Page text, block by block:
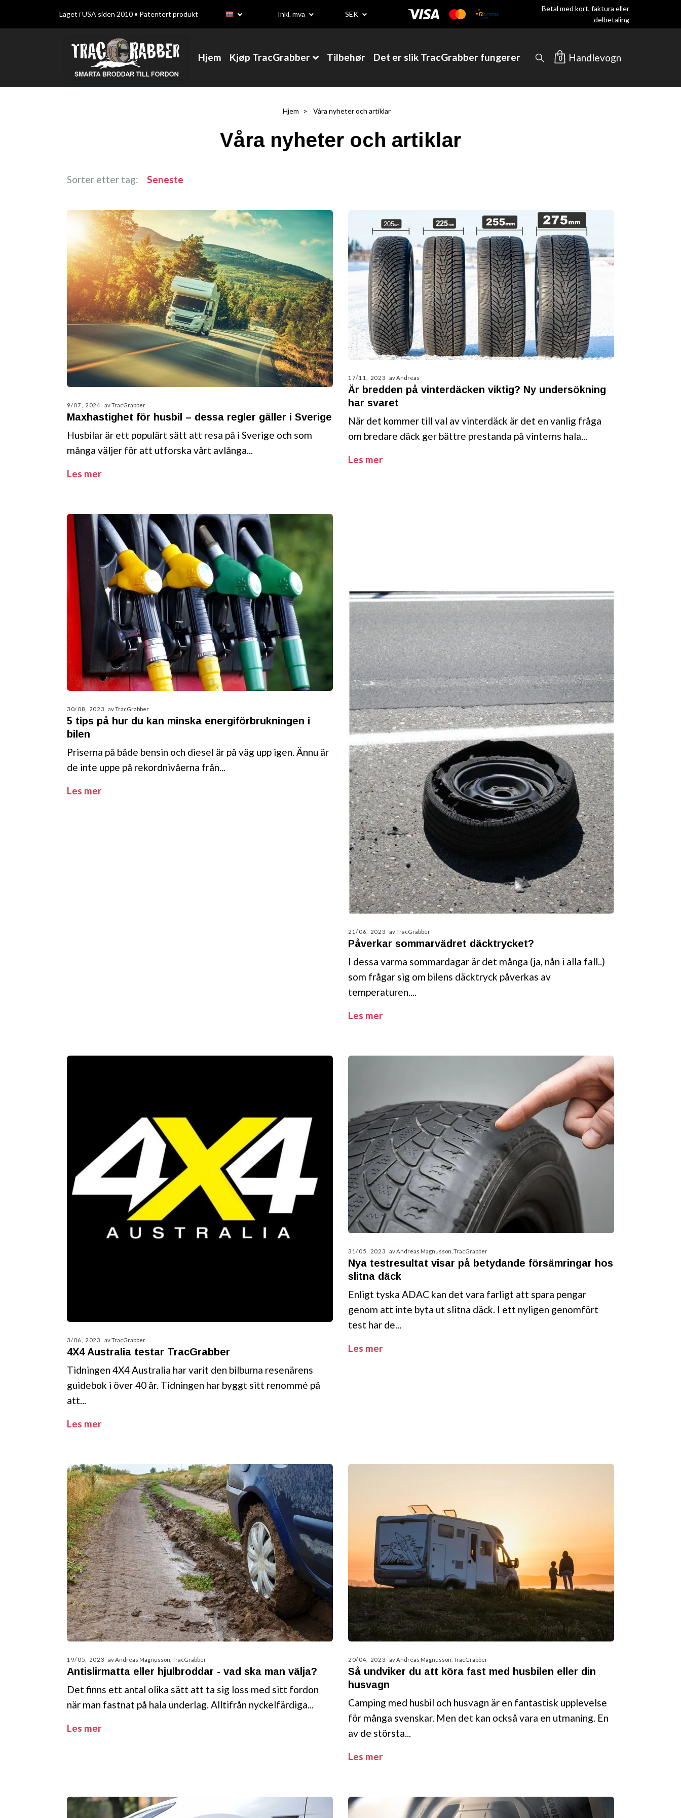
Laget i USA siden 2010 • Patentert produkt Inkl. mva SEK
Betal med kort, faktura eller
delbetaling
Hjem Kjøp TracGrabber Tilbehør Det er slik TracGrabber fungerer 0 Handlevogn
Hjem Våra nyheter och artiklar
Våra nyheter och artiklar
Sorter etter tag: Seneste
9/07, 2024 av TracGrabber
Maxhastighet för husbil – dessa regler gäller i Sverige
Husbilar är ett populärt sätt att resa på i Sverige och som
många väljer för att utforska vårt avlånga...
Les mer
17/11, 2023 av Andreas
Är bredden på vinterdäcken viktig? Ny undersökning
har svaret
När det kommer till val av vinterdäck är det en vanlig fråga
om bredare däck ger bättre prestanda på vinterns hala...
Les mer
30/08, 2023 av TracGrabber
5 tips på hur du kan minska energiförbrukningen i
bilen
Priserna på både bensin och diesel är på väg upp igen. Ännu är
de inte uppe på rekordnivåerna från...
Les mer
21/06, 2023 av TracGrabber
Påverkar sommarvädret däcktrycket?
I dessa varma sommardagar är det många (ja, nån i alla fall..)
som frågar sig om bilens däcktryck påverkas av
temperaturen....
Les mer
3/06, 2023 av TracGrabber
4X4 Australia testar TracGrabber
Tidningen 4X4 Australia har varit den bilburna resenärens
guidebok i över 40 år. Tidningen har byggt sitt renommé på
att...
Les mer
31/05, 2023 av Andreas Magnusson, TracGrabber
Nya testresultat visar på betydande försämringar hos
slitna däck
Enligt tyska ADAC kan det vara farligt att spara pengar
genom att inte byta ut slitna däck. I ett nyligen genomfört
test har de...
Les mer
19/05, 2023 av Andreas Magnusson, TracGrabber
Antislirmatta eller hjulbroddar - vad ska man välja?
Det finns ett antal olika sätt att ta sig loss med sitt fordon
när man fastnat på hala underlag. Alltifrån nyckelfärdiga...
Les mer
20/04, 2023 av Andreas Magnusson, TracGrabber
Så undviker du att köra fast med husbilen eller din
husvagn
Camping med husbil och husvagn är en fantastisk upplevelse
för många svenskar. Men det kan också vara en utmaning. En
av de största...
Les mer